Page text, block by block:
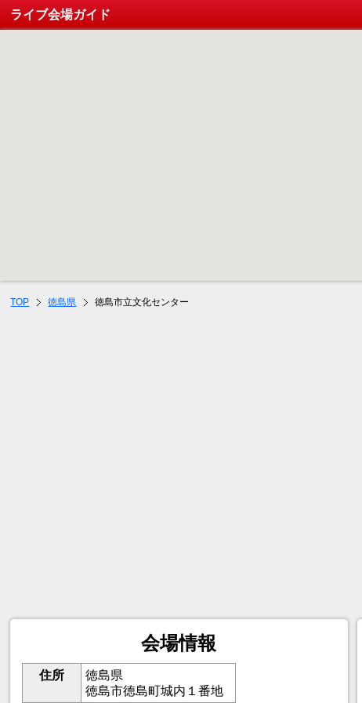
ライブ会場ガイド
TOP 徳島県 徳島市立文化センター
会場情報
住所
徳島県
徳島市徳島町城内１番地